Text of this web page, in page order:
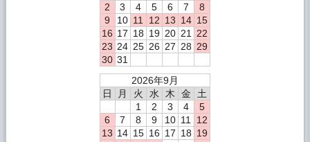
2
3 4 5 6 7
8
9
10 11 12 13 14 15
16 17 18 19 20 21
22
23 24 25 26 27 28 29
30 31
2026年9月
日
月 火 水 木 金
土
1
2 3 4
5
6
7 8 9 10 11
12
13 14 15 16 17 18 19